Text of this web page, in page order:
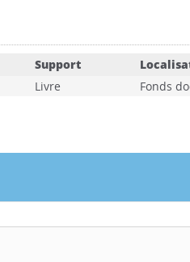
Support
Livre Fonds